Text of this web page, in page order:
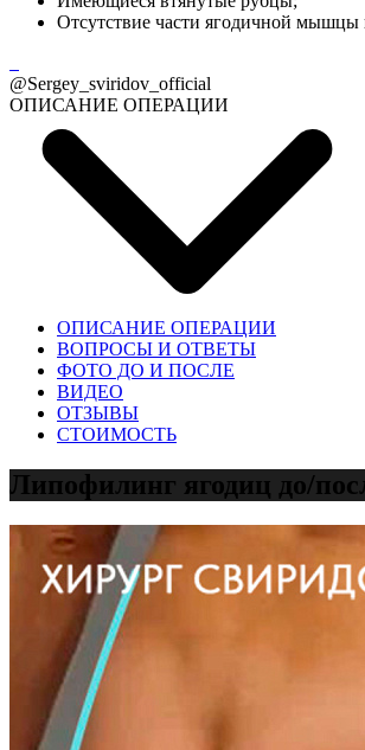
Отсутствие части ягодичной мышцы
@Sergey_sviridov_official
ОПИСАНИЕ ОПЕРАЦИИ
ОПИСАНИЕ ОПЕРАЦИИ
ВОПРОСЫ И ОТВЕТЫ
ФОТО ДО И ПОСЛЕ
ВИДЕО
ОТЗЫВЫ
СТОИМОСТЬ
Липофилинг ягодиц до/